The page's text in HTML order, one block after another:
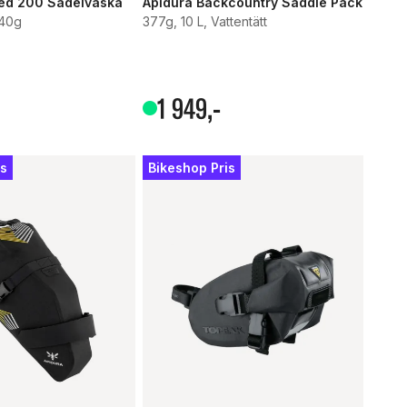
377g, 10 L, Vattentätt
1 949,-
Bikeshop Pris